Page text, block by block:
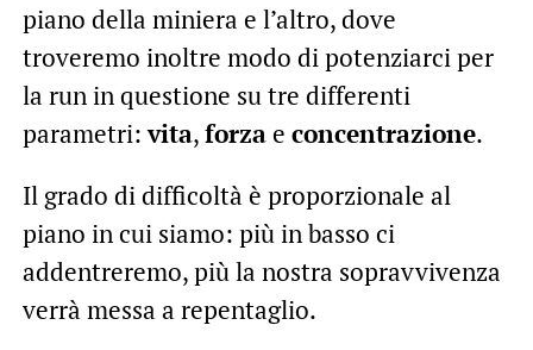
piano della miniera e l’altro, dove
troveremo inoltre modo di potenziarci per
la run in questione su tre differenti
parametri:vita,forzae concentrazione.
Il grado di difficoltà è proporzionale al
piano in cui siamo: più in basso ci
addentreremo, più la nostra sopravvivenza
verrà messa a repentaglio.